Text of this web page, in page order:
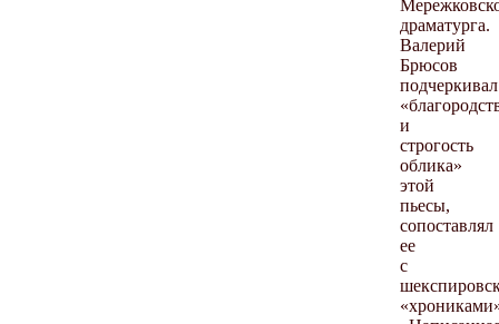
драматурга.
Валерий
Брюсов
подчеркивал
и
строгость
облика»
этой
пьесы,
сопоставлял
ее
с